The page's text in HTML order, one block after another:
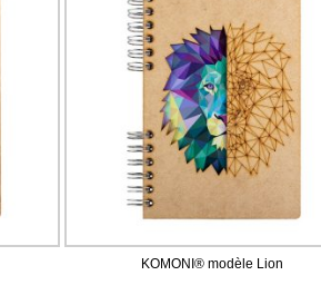
KOMONI® modèle Lion